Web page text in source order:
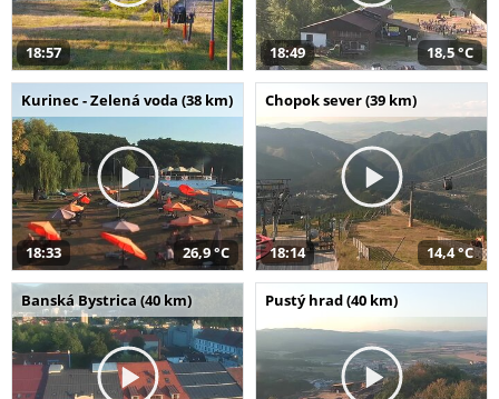
18:57 18:49 18,5 °C
Kurinec - Zelená voda (38 km)
18:33 26,9 °C
Chopok sever (39 km)
18:14 14,4 °C
Banská Bystrica (40 km) Pustý hrad (40 km)